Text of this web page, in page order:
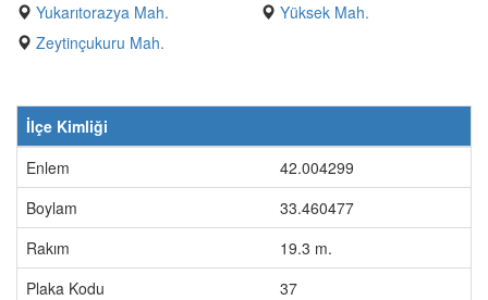
Yukarıtorazya Mah.
Yüksek Mah.
Zeytinçukuru Mah.
İlçe Kimliği
Enlem
42.004299
Boylam
33.460477
Rakım
19.3 m.
Plaka Kodu
37